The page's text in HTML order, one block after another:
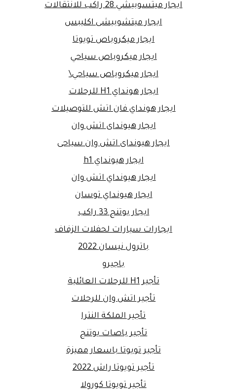
ايجار ميتسوبيشي 28 راكب للانتقالات
ايجار ميتشوبيشى اكليبس
ايجار ميكروباص تويوتا
ايجار ميكروباص سياحي
ايجار ميكروباص سياحي\
ايجار هونداي H1 للرحلات
ايجار هونداي فان اتش للتوصيلات
ايجار هيونداى اتش وان
ايجار هيونداى اتش وان سياحى
ايجار هيونداي h1
ايجار هيونداي اتش وان
ايجار هيونداي توسان
ايجار يوتنج 33 راكب
ايجارات سيارات لحفلات الزفاف
باترول نيسان 2022
باجيرو
تأجير H1 للرحلات العائلية
تأجير اتش وان للرحلات
تأجير الملكة النترا
تأجير باصات يوتنج
تأجير تويوتا باسعار مميزة
تأجير تويوتا راش 2022
تأجير تويوتا كورولا